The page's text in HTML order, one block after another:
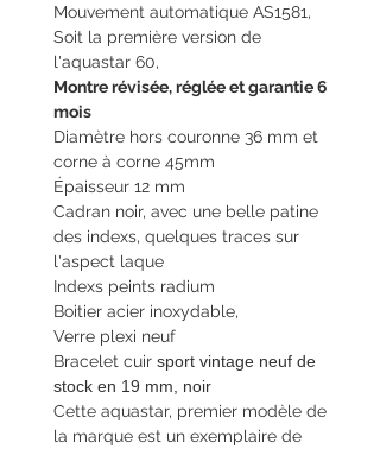
Mouvement automatique AS1581,
Soit la première version de
l'aquastar 60,
Montre révisée, réglée et garantie 6
mois
Diamètre hors couronne 36 mm et
corne à corne 45mm
Épaisseur 12 mm
Cadran noir, avec une belle patine
des indexs, quelques traces sur
l'aspect laque
Indexs peints radium
Boitier acier inoxydable,
Verre plexi neuf
Bracelet cuir sport vintage neuf de
stock en 19 mm, noir
Cette aquastar, premier modèle de
la marque est un exemplaire de